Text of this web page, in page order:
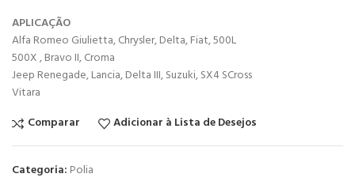
APLICAÇÃO
Alfa Romeo Giulietta, Chrysler, Delta, Fiat, 500L
500X , Bravo II, Croma
Jeep Renegade, Lancia, Delta III, Suzuki, SX4 SCross
Vitara
Comparar
Adicionar à Lista de Desejos
Categoria: Polia